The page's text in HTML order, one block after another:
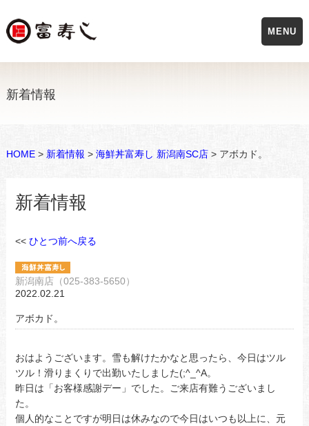
新着情報
HOME> 新着情報 > 海鮮丼富寿し 新潟南SC店> アボカド。
新着情報
<< ひとつ前へ戻る
新潟南店（025-383-5650）
2022.02.21
アボカド。
おはようございます。雪も解けたかなと思ったら、今日はツル
ツル！滑りまくりで出勤いたしました(;^_^A。
昨日は「お客様感謝デー」でした。ご来店有難うございまし
た。
個人的なことですが明日は休みなので今日はいつも以上に、元
MENU